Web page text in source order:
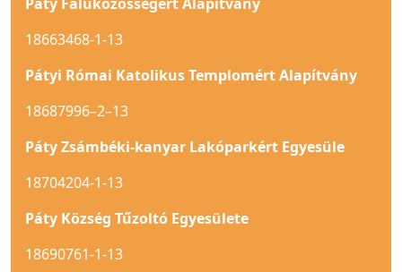
18663468-1-13
Pátyi Római Katolikus Templomért Alapítvány
18687996–2–13
Páty Zsámbéki-kanyar Lakóparkért Egyesüle
18704204-1-13
Páty Község Tűzoltó Egyesülete
18690761-1-13